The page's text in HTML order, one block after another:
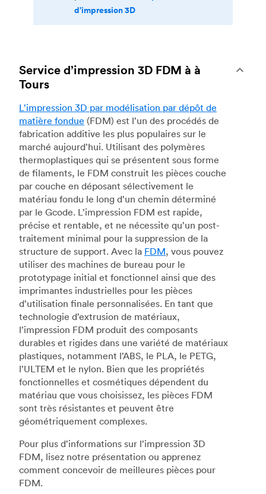
d’impression 3D
Service d’impression 3D FDM à à
Tours
L’impression 3D par modélisation par dépôt de
matière fondue (FDM) est l’un des procédés de
fabrication additive les plus populaires sur le
marché aujourd’hui. Utilisant des polymères
thermoplastiques qui se présentent sous forme
de filaments, le FDM construit les pièces couche
par couche en déposant sélectivement le
matériau fondu le long d’un chemin déterminé
par le Gcode. L’impression FDM est rapide,
précise et rentable, et ne nécessite qu’un post-
traitement minimal pour la suppression de la
structure de support. Avec la FDM, vous pouvez
utiliser des machines de bureau pour le
prototypage initial et fonctionnel ainsi que des
imprimantes industrielles pour les pièces
d’utilisation finale personnalisées. En tant que
technologie d’extrusion de matériaux,
l’impression FDM produit des composants
durables et rigides dans une variété de matériaux
plastiques, notamment l’ABS, le PLA, le PETG,
l’ULTEM et le nylon. Bien que les propriétés
fonctionnelles et cosmétiques dépendent du
matériau que vous choisissez, les pièces FDM
sont très résistantes et peuvent être
géométriquement complexes.
Pour plus d’informations sur l’impression 3D
FDM, lisez notre présentation ou apprenez
comment concevoir de meilleures pièces pour
FDM.